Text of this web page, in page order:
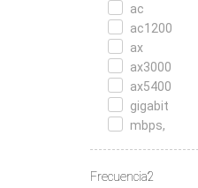
ac
ac1200
ax
ax3000
ax5400
gigabit
mbps,
Frecuencia2